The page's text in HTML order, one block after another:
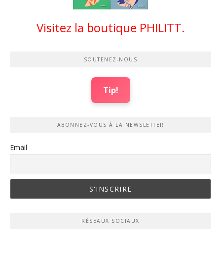
Visitez la boutique PHILITT.
SOUTENEZ-NOUS
Tip!
ABONNEZ-VOUS À LA NEWSLETTER
Email
RÉSEAUX SOCIAUX